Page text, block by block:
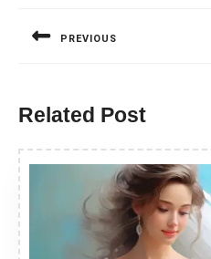
PREVIOUS
Related Post